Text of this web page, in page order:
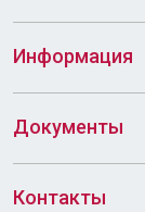
Информация
Документы
Контакты